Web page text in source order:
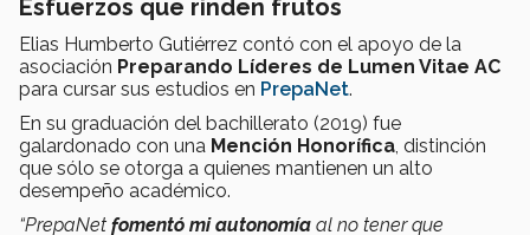
Esfuerzos que rinden frutos
Elias Humberto Gutiérrez contó con el apoyo de la
asociación Preparando Líderes de Lumen Vitae AC
para cursar sus estudios en PrepaNet.
En su graduación del bachillerato (2019) fue
galardonado con una Mención Honorífica, distinción
que sólo se otorga a quienes mantienen un alto
desempeño académico.
“PrepaNet fomentó mi autonomía al no tener que